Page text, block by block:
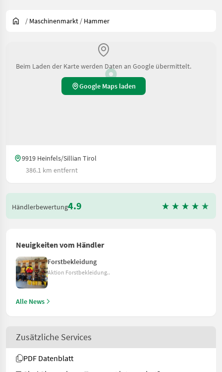
/ Maschinenmarkt / Hammer
Beim Laden der Karte werden Daten an Google übermittelt.
Google Maps laden
9919 Heinfels/Sillian Tirol
386.1 km entfernt
Händlerbewertung4.9
Neuigkeiten vom Händler
Forstbekleidung
Aktion Forstbekleidung..
Alle News
Zusätzliche Services
PDF Datenblatt